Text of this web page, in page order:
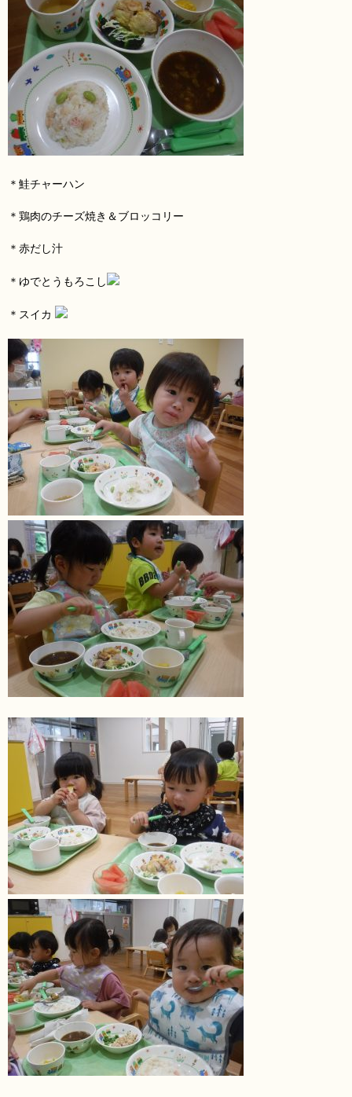
＊鮭チャーハン
＊鶏肉のチーズ焼き＆ブロッコリー
＊赤だし汁
＊ゆでとうもろこし
＊スイカ